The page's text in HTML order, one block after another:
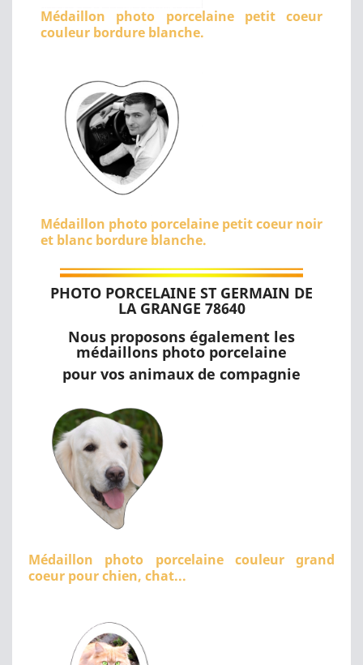
Médaillon photo porcelaine petit coeur
couleur bordure blanche.
Médaillon photo porcelaine petit coeur noir
et blanc bordure blanche.
PHOTO PORCELAINE ST GERMAIN DE
LA GRANGE 78640
Nous proposons également les
médaillons photo porcelaine
pour vos animaux de compagnie
Médaillon photo porcelaine couleur grand
coeur pour chien, chat...